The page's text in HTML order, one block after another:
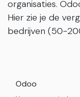
organisaties.
Hier zie je de
bedrijven (50-
Odoo